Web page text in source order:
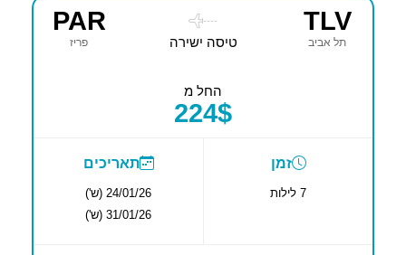
TLV
תל אביב
----
טיסה ישירה
PAR
פריז
החל מ
224$
זמן
7 לילות
תאריכים
24/01/26 (ש')
31/01/26 (ש')